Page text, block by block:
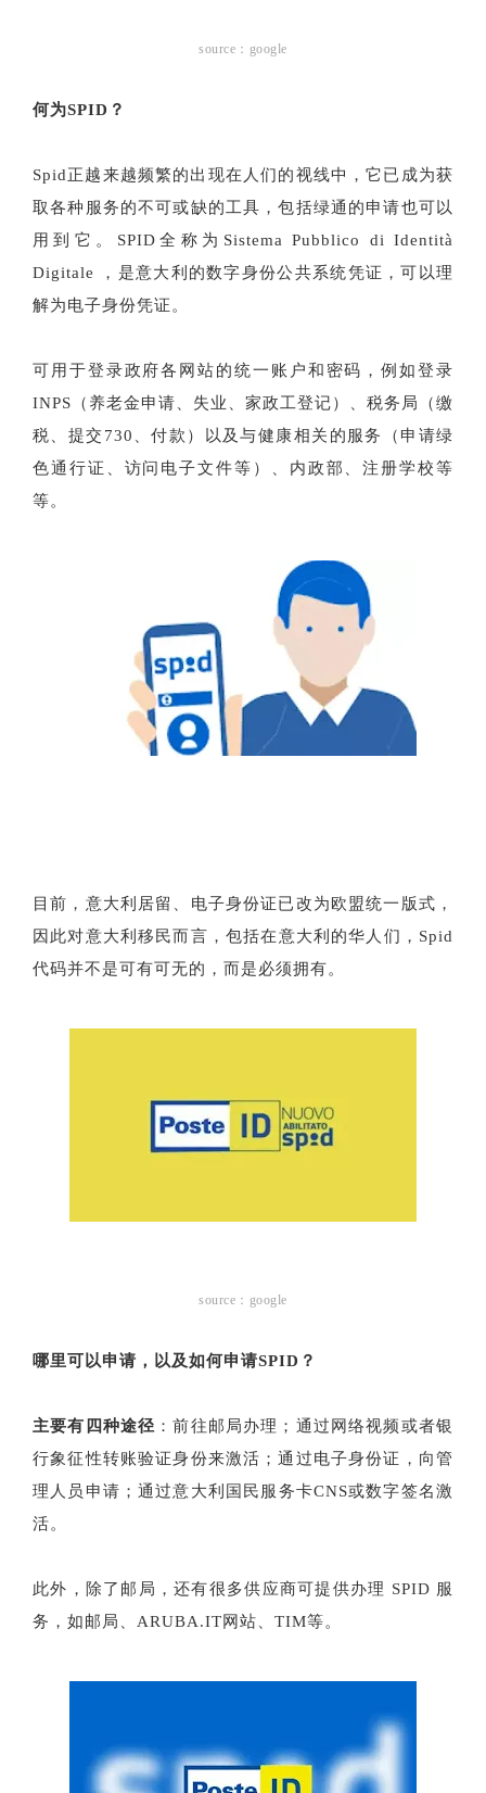
source：google
何为SPID？
Spid正越来越频繁的出现在人们的视线中，它已成为获
取各种服务的不可或缺的工具，包括绿通的申请也可以
用到它。SPID全称为Sistema Pubblico di Identità
Digitale ，是意大利的数字身份公共系统凭证，可以理
解为电子身份凭证。
可用于登录政府各网站的统一账户和密码，例如登录
INPS（养老金申请、失业、家政工登记）、税务局（缴
税、提交730、付款）以及与健康相关的服务（申请绿
色通行证、访问电子文件等）、内政部、注册学校等
等。
目前，意大利居留、电子身份证已改为欧盟统一版式，
因此对意大利移民而言，包括在意大利的华人们，Spid
代码并不是可有可无的，而是必须拥有。
source：google
哪里可以申请，以及如何申请SPID？
主要有四种途径 ：前往邮局办理；通过网络视频或者银
行象征性转账验证身份来激活；通过电子身份证，向管
理人员申请；通过意大利国民服务卡CNS或数字签名激
活。
此外，除了邮局，还有很多供应商可提供办理 SPID 服
务，如邮局、ARUBA.IT网站、TIM等。